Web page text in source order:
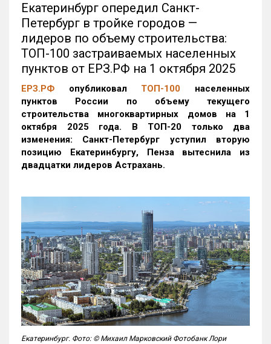
Екатеринбург опередил Санкт-
Петербург в тройке городов —
лидеров по объему строительства:
ТОП-100 застраиваемых населенных
пунктов от ЕРЗ.РФ на 1 октября 2025
ЕРЗ.РФ опубликовал ТОП-100 населенных
пунктов России по объему текущего
строительства многоквартирных домов на 1
октября 2025 года. В ТОП-20 только два
изменения: Санкт-Петербург уступил вторую
позицию Екатеринбургу, Пенза вытеснила из
двадцатки лидеров Астрахань.
Екатеринбург. Фото: © Михаил Марковский Фотобанк Лори